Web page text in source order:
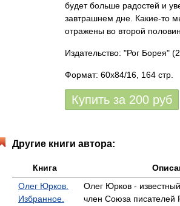
будет больше радостей и
завтрашнем дне. Какие-то
отражены во второй
Издательство: "Рог Борея"
Формат: 60x84/16, 164 стр.
Купить за 200 руб
Другие книги автора:
Книга
Олег Юрков.
Избранное.
Олег Юрков - известный
член Союза писа­телей